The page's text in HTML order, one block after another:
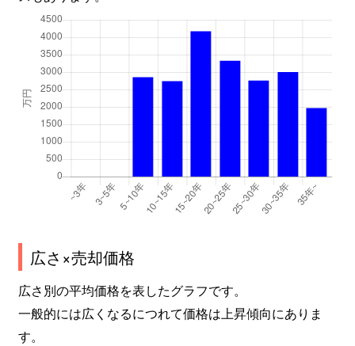
広さ×売却価格
広さ別の平均価格を表したグラフです。
一般的には広くなるにつれて価格は上昇傾向にありま
す。